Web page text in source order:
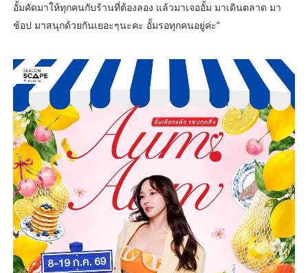
อั้มคัดมาให้ทุกคนกับร้านที่ต้องลอง แล้วมาเจออั้ม มาเดินตลาด มา
ช้อป มาสนุกด้วยกันเยอะๆนะคะ อั้มรอทุกคนอยู่ค่ะ”